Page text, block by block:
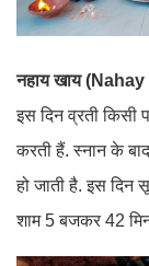
नहाय खाय
इस दिन व्रती
करती हैं. स्नान के
हो जाती है. इस दिन
शाम 5 बजकर 42